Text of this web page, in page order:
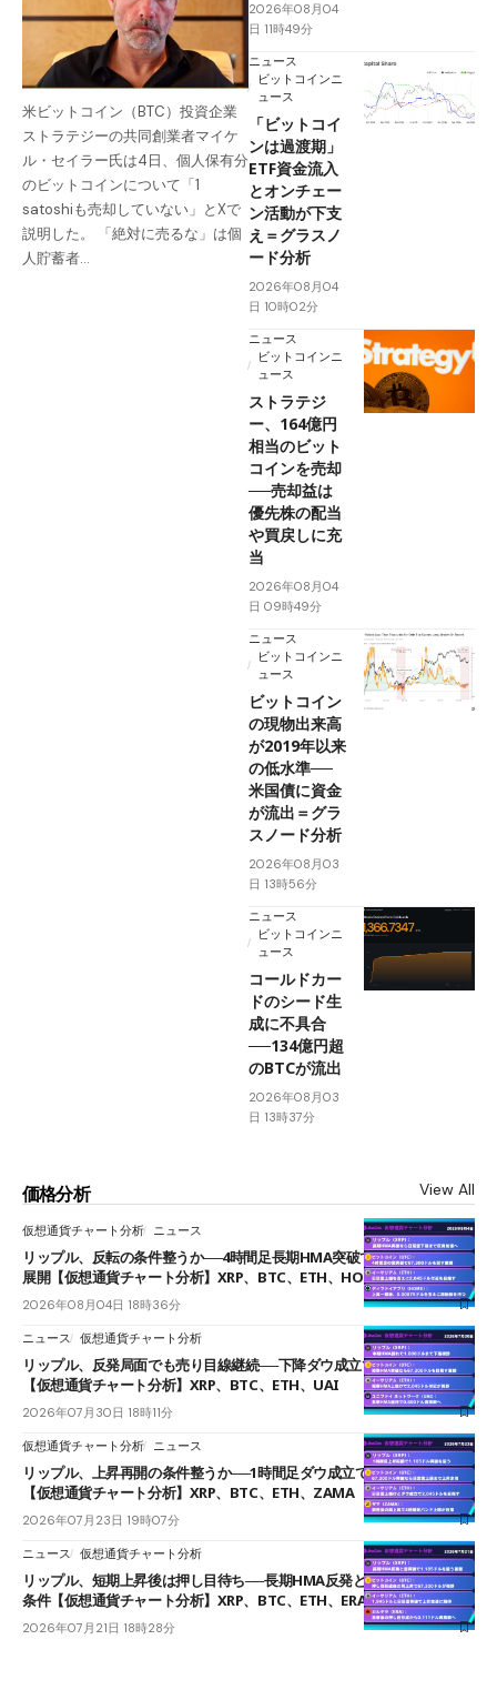
米ビットコイン（BTC）投資企業
ストラテジーの共同創業者マイケ
ル・セイラー氏は4日、個人保有分
のビットコインについて「1
satoshiも売却していない」とXで
説明した。 「絶対に売るな」は個
人貯蓄者…
2026年08月04
日 11時49分
ニュース
ビットコインニ
ュース
「ビットコイ
ンは過渡期」
ETF資金流入
とオンチェー
ン活動が下支
え＝グラスノ
ード分析
2026年08月04
日 10時02分
ニュース
ビットコインニ
ュース
ストラテジ
ー、164億円
相当のビット
コインを売却
──売却益は
優先株の配当
や買戻しに充
当
2026年08月04
日 09時49分
ニュース
ビットコインニ
ュース
ビットコイン
の現物出来高
が2019年以来
の低水準──
米国債に資金
が流出＝グラ
スノード分析
2026年08月03
日 13時56分
ニュース
ビットコインニ
ュース
コールドカー
ドのシード生
成に不具合
──134億円超
のBTCが流出
2026年08月03
日 13時37分
価格分析 View All
仮想通貨チャート分析 ニュース
リップル、反転の条件整うか──4時間足長期HMA突破で雲下端を目指す
展開【仮想通貨チャート分析】XRP、BTC、ETH、HOME
2026年08月04日 18時36分
ニュース 仮想通貨チャート分析
リップル、反発局面でも売り目線継続──下降ダウ成立で下値追う展開
【仮想通貨チャート分析】XRP、BTC、ETH、UAI
2026年07月30日 18時11分
仮想通貨チャート分析 ニュース
リップル、上昇再開の条件整うか──1時間足ダウ成立で1.185ドルを狙う
【仮想通貨チャート分析】XRP、BTC、ETH、ZAMA
2026年07月23日 19時07分
ニュース 仮想通貨チャート分析
リップル、短期上昇後は押し目待ち──長期HMA反発と雲上抜けが買い
条件【仮想通貨チャート分析】XRP、BTC、ETH、ERA
2026年07月21日 18時28分